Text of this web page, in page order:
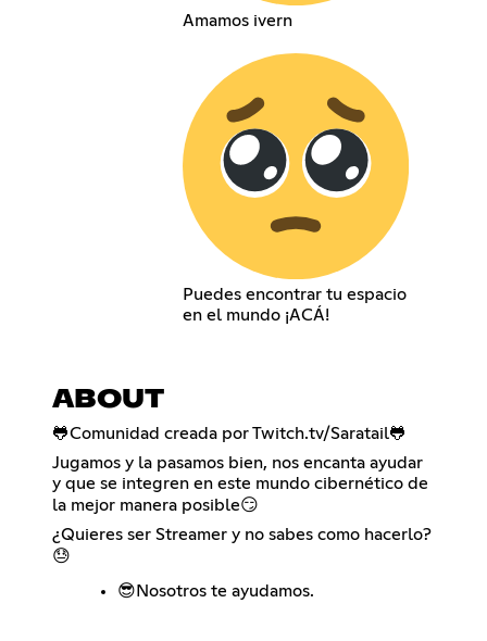
Amamos ivern
Puedes encontrar tu espacio
en el mundo ¡ACÁ!
ABOUT
🐸Comunidad creada por Twitch.tv/Saratail🐸
Jugamos y la pasamos bien, nos encanta ayudar
y que se integren en este mundo cibernético de
la mejor manera posible😏
¿Quieres ser Streamer y no sabes como hacerlo?
😓
😎Nosotros te ayudamos.